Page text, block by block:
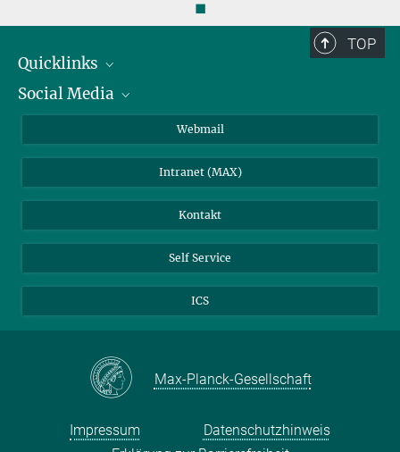
◼
TOP
Quicklinks
IMPRS Graduiertenschule
Wetterstation
Social Media
BlueSky
Webmail
Intranet (MAX)
Kontakt
Self Service
ICS
Max-Planck-Gesellschaft
Impressum
Datenschutzhinweis